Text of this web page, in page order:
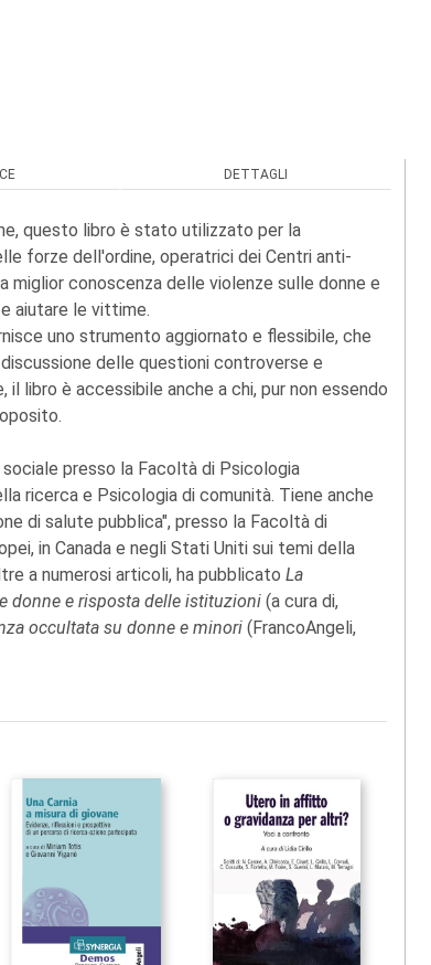
DETTAGLI
questo libro è stato utilizzato per la
forze dell'ordine, operatrici dei Centri anti-
conoscenza delle violenze sulle donne e
aiutare le vittime.
uno strumento aggiornato e flessibile, che
delle questioni controverse e
libro è accessibile anche a chi, pur non essendo
presso la Facoltà di Psicologia
ricerca e Psicologia di comunità. Tiene anche
di salute pubblica", presso la Facoltà di
in Canada e negli Stati Uniti sui temi della
a numerosi articoli, ha pubblicato La
donne e risposta delle istituzioni (a cura di,
occultata su donne e minori (FrancoAngeli,